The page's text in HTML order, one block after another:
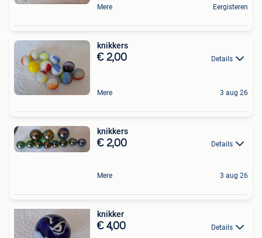
Mere Eergisteren
knikkers
€ 2,00 Details
Mere 3 aug 26
knikkers
€ 2,00 Details
Mere 3 aug 26
knikker
€ 4,00 Details